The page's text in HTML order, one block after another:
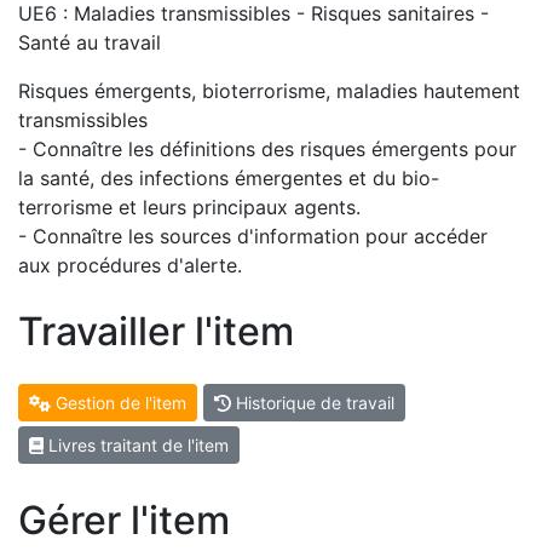
UE6 : Maladies transmissibles - Risques sanitaires -
Santé au travail
Risques émergents, bioterrorisme, maladies hautement
transmissibles
- Connaître les définitions des risques émergents pour
la santé, des infections émergentes et du bio-
terrorisme et leurs principaux agents.
- Connaître les sources d'information pour accéder
aux procédures d'alerte.
Travailler l'item
Gestion de l'item Historique de travail
Livres traitant de l'item
Gérer l'item